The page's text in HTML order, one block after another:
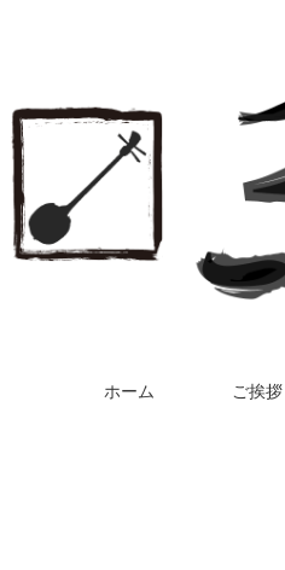
ホーム ご挨拶